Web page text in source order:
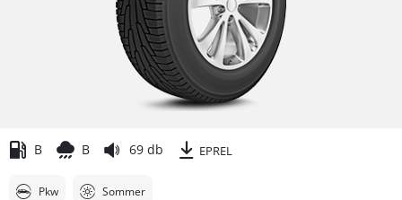
B B 69 db EPREL
Pkw Sommer